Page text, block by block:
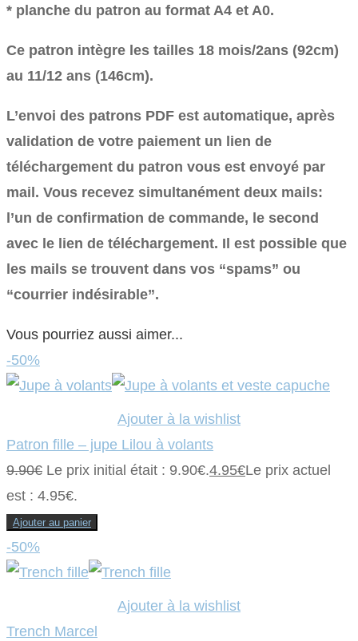
* planche du patron au format A4 et A0.
Ce patron intègre les tailles 18 mois/2ans (92cm)
au 11/12 ans (146cm).
L’envoi des patrons PDF est automatique, après
validation de votre paiement un lien de
téléchargement du patron vous est envoyé par
mail. Vous recevez simultanément deux mails:
l’un de confirmation de commande, le second
avec le lien de téléchargement. Il est possible que
les mails se trouvent dans vos “spams” ou
“courrier indésirable”.
Vous pourriez aussi aimer...
-50%
Ajouter à la wishlist
Patron fille – jupe Lilou à volants
9.90€ Le prix initial était : 9.90€.4.95€Le prix actuel
est : 4.95€.
Ajouter au panier
-50%
Ajouter à la wishlist
Trench Marcel